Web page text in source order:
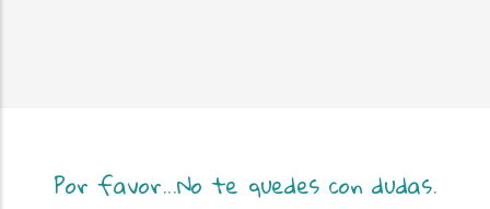
Por favor...No te quedes con dudas.